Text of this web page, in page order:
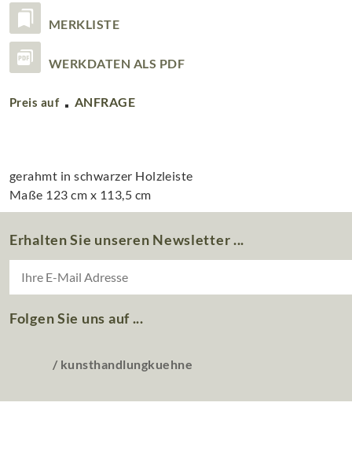
MERKLISTE
WERKDATEN ALS PDF
Preis auf ANFRAGE
gerahmt in schwarzer Holzleiste
Maße 123 cm x 113,5 cm
Erhalten Sie unseren Newsletter ...
Folgen Sie uns auf ...
/ kunsthandlungkuehne